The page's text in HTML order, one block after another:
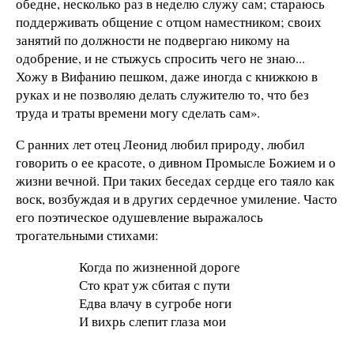
обедне, несколько раз в неделю служу сам; стараюсь
поддерживать общение с отцом наместником; своих
занятий по должности не подвергаю никому на
одобрение, и не стыжусь спросить чего не знаю...
Хожу в Вифанию пешком, даже иногда с книжкою в
руках и не позволяю делать служителю то, что без
труда и траты времени могу сделать сам».
С ранних лет отец Леонид любил природу, любил
говорить о ее красоте, о дивном Промысле Божием и о
жизни вечной. При таких беседах сердце его таяло как
воск, возбуждая и в других сердечное умиление. Часто
его поэтическое одушевление выражалось
трогательными стихами:
Когда по жизненной дороге
Сто крат уж сбитая с пути
Едва влачу в сугробе ноги
И вихрь слепит глаза мои